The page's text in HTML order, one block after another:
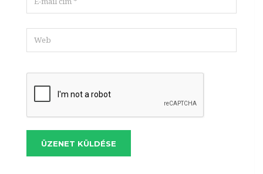
ÜZENET KÜLDÉSE